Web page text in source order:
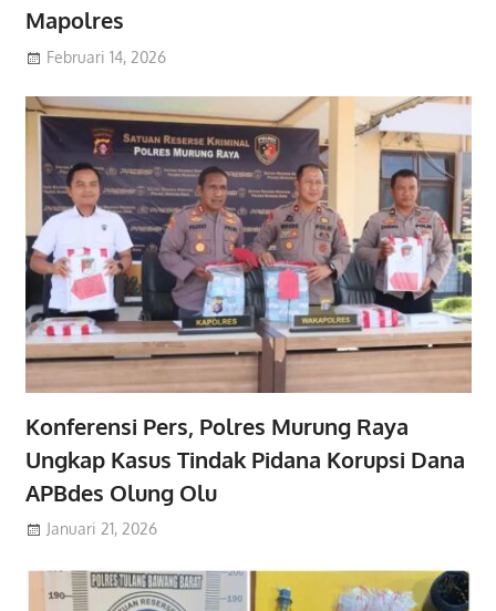
Mapolres
Februari 14, 2026
Konferensi Pers, Polres Murung Raya
Ungkap Kasus Tindak Pidana Korupsi Dana
APBdes Olung Olu
Januari 21, 2026